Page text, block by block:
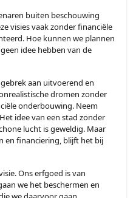
buiten beschouwing
visies vaak zonder financiële
Hoe kunnen we plannen
idee hebben van de
aan uitvoerend en
dromen zonder
onderbouwing. Neem
idee van een stad zonder
lucht is geweldig. Maar
en financiering, blijft het bij
Ons erfgoed is van
we het beschermen en